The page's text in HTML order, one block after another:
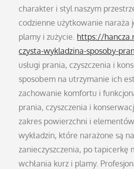
charakter i styl naszym
codzienne użytkowanie naraża
plamy i zużycie. https://
czysta-wykladzina-sposoby-
usługi prania, czyszczenia i
sposobem na utrzymanie ich
zachowanie komfortu i
prania, czyszczenia i
zakres powierzchni i
wykładzin, które narażone są
zanieczyszczenia, po tapicerkę
wchłania kurz i plamy.